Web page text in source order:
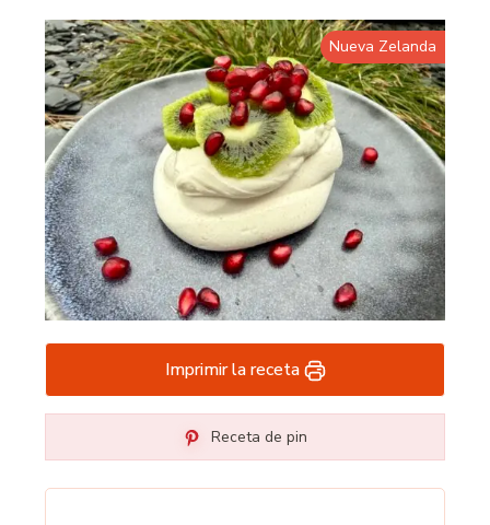
Nueva Zelanda
Imprimir la receta
Receta de pin